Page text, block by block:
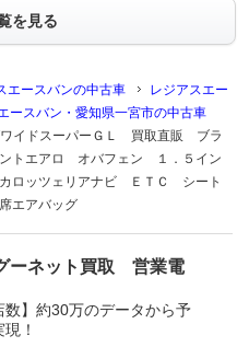
を見る
エースバンの中古車
レジアスエー
ースバン・愛知県一宮市の中古車
ワイドスーパーＧＬ 買取直販 ブラ
トエアロ オバフェン １．５イン
ロッツェリアナビ ＥＴＣ シート
エアバッグ
ーネット買取 営業電
数】約30万のデータから予
！